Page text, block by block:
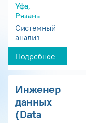
Уфа,
Рязань
Системный
анализ
Подробнее
Инженер
данных
(Data